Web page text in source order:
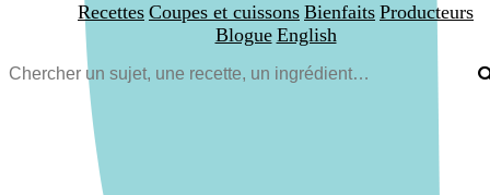
Recettes Coupes et cuissons Bienfaits Producteurs
Blogue English